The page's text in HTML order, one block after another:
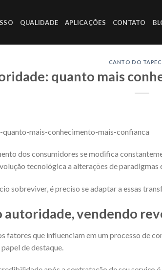
QUALIDADE APLICAÇÕES CONTATO
CANTO DO
quanto mais
dos consumidores se modifica
tecnológica a alterações de paradigmas
sobreviver, é preciso se adaptar a essas
autoridade, vendendo
fatores que influenciam em um processo de
de destaque.